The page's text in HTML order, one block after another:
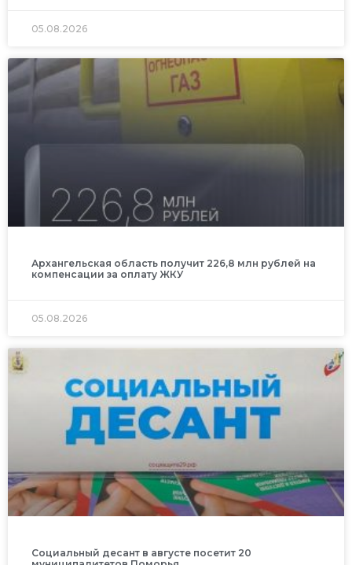
05.08.2026
Архангельская область получит 226,8 млн рублей на
компенсации за оплату ЖКУ
05.08.2026
Социальный десант в августе посетит 20